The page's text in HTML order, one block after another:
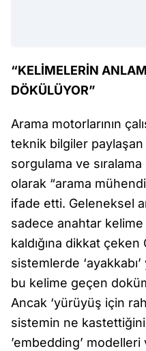
“KELİMELERİN
DÖKÜLÜYOR”
Arama motorlarının
teknik bilgiler
sorgulama ve
olarak “arama
ifade etti. Geleneksel
sadece anahtar kelime
kaldığına dikkat
sistemlerde
bu kelime geçen
Ancak ‘yürüyüş için
sistemin ne
’embedding’